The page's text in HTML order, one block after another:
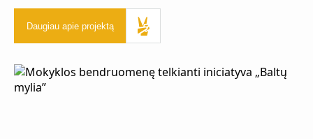
Daugiau apie projektą